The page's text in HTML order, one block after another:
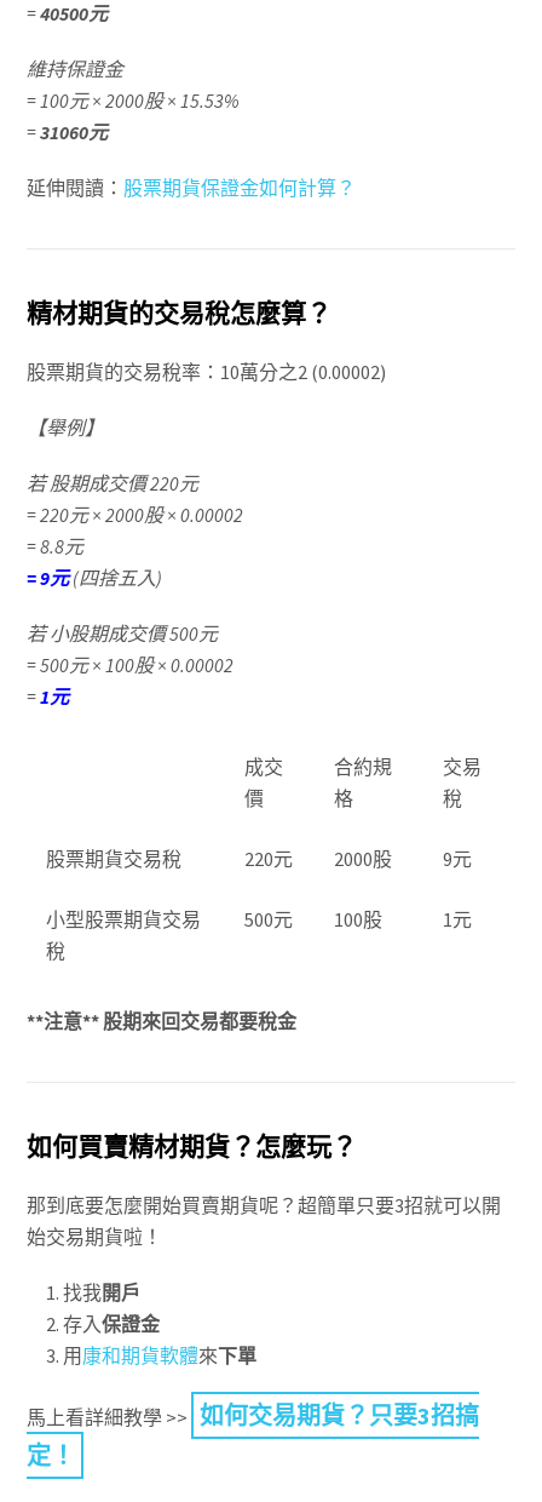
=40500元
維持保證金
= 100元 × 2000股 × 15.53%
=31060元
延伸閱讀： 股票期貨保證金如何計算？
精材期貨的交易稅怎麼算？
股票期貨的交易稅率：10萬分之2 (0.00002)
【舉例】
若 股期成交價 220元
= 220元 × 2000股 × 0.00002
= 8.8元
=9元(四捨五入)
若 小股期成交價 500元
= 500元 × 100股 × 0.00002
=1元
成交
價
合約規
格
交易
稅
股票期貨交易稅 220元 2000股 9元
小型股票期貨交易
稅
500元 100股 1元
**注意** 股期來回交易都要稅金
如何買賣精材期貨？怎麼玩？
那到底要怎麼開始買賣期貨呢？超簡單只要3招就可以開
始交易期貨啦！
找我開戶
存入保證金
用康和期貨軟體來下單
馬上看詳細教學 >> 如何交易期貨？只要3招搞
定！